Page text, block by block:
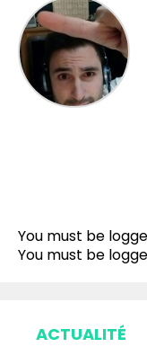
You must be
You must be
ACTUALITÉ